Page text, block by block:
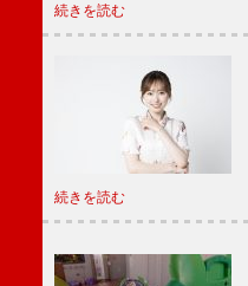
続きを読む
続きを読む